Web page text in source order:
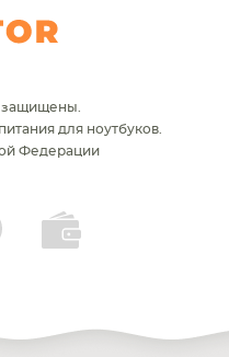
защищены.
для ноутбуков.
Федерации